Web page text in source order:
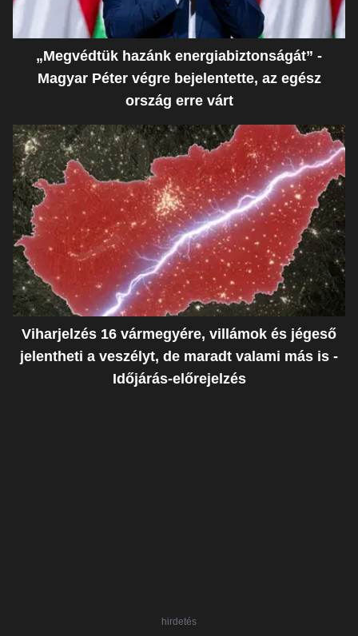
„Megvédtük hazánk energiabiztonságát” -
Magyar Péter végre bejelentette, az egész
ország erre várt
Viharjelzés 16 vármegyére, villámok és jégeső
jelentheti a veszélyt, de maradt valami más is -
Időjárás-előrejelzés
hirdetés